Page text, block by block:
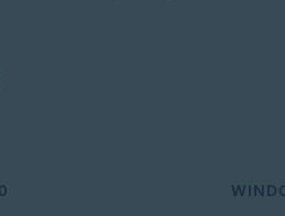
/ Ultimate – Service Pack 2, 32-/64-bits